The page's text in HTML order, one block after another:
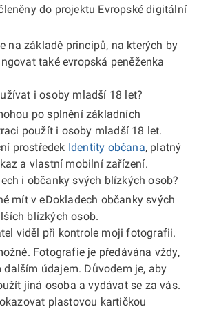
do projektu Evropské digitální
na základě principů, na kterých by
také evropská peněženka
i osoby mladší 18 let?
po splnění základních
použít i osoby mladší 18 let.
prostředek Identity občana, platný
a vlastní mobilní zařízení.
i občanky svých blízkých osob?
mít v eDokladech občanky svých
blízkých osob.
viděl při kontrole moji fotografii.
Fotografie je předávána vždy,
údajem. Důvodem je, aby
jiná osoba a vydávat se za vás.
plastovou kartičkou